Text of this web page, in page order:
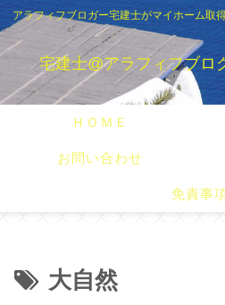
アラフィフブロガー宅建士がマイホーム取
宅建士@アラフィフブロ
ＨＯＭＥ
お問い合わせ
免責事
大自然